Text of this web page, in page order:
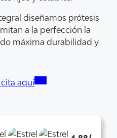
diseñamos prótesis
a la perfección la
máxima durabilidad y
aquí